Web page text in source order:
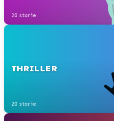
20 storie
THRILLER
20 storie